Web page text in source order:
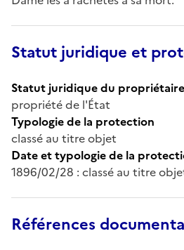
Statut juridique et
Statut juridique du propriétaire
propriété de l'État
Typologie de la protection
classé au titre objet
Date et typologie de la
1896/02/28 : classé au titre
Références